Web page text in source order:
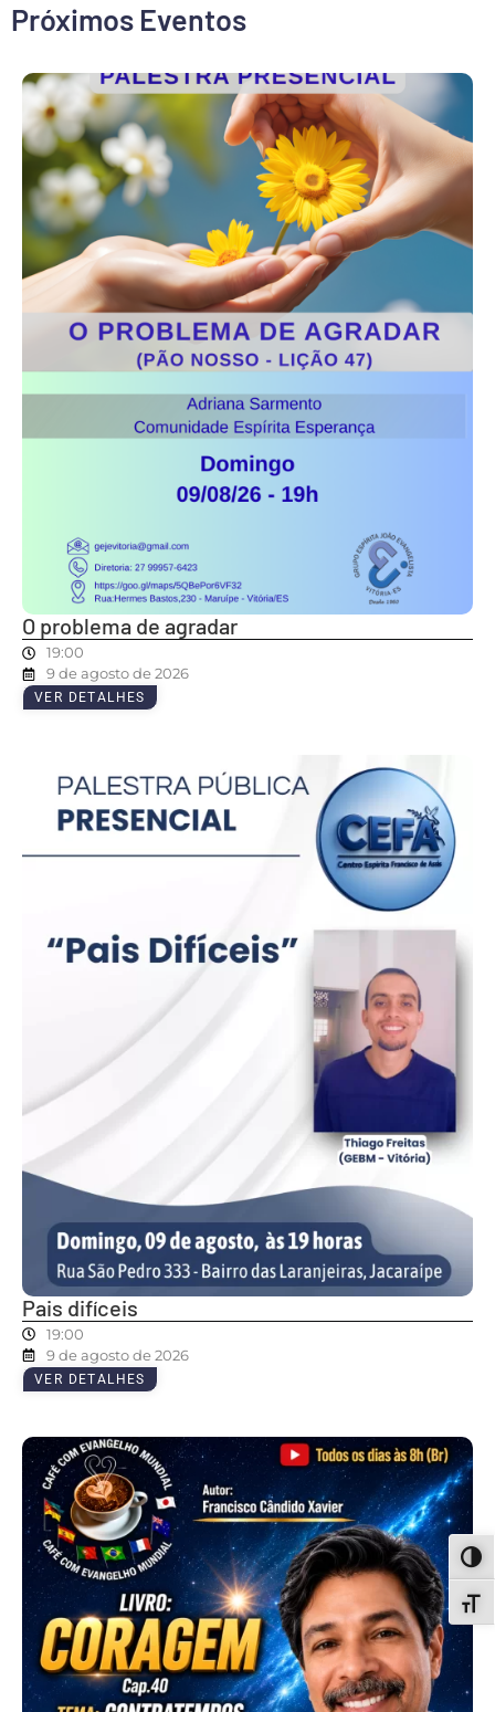
Próximos Eventos
O problema de agradar
19:00
9 de agosto de 2026
VER DETALHES
Pais difíceis
19:00
9 de agosto de 2026
VER DETALHES